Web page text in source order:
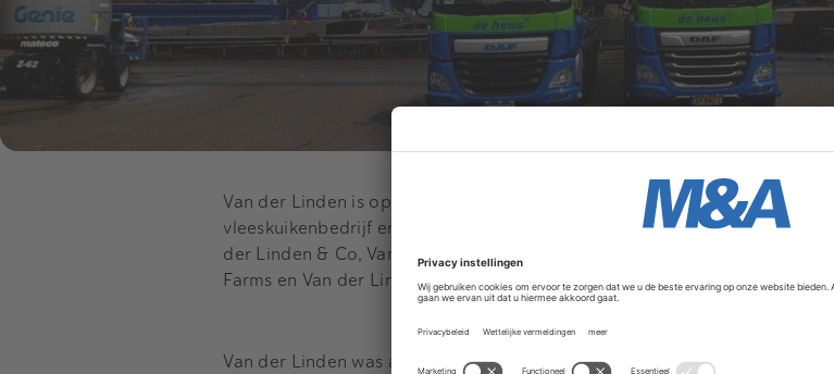
Van der Linden is opgericht in 1876. Het bedrijf runt zowel een
vleeskuikenbedrijf en een vleeskuikenslachterij. De activiteiten zijn
der Linden & Co, Van der Linden & Co Beheer, Van der Linden
Farms en Van der Linden Poultry Products).
Van der Linden was al geruime tijd op zoek naar geschikte opvolging